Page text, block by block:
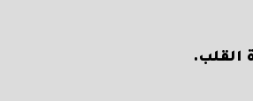
القلب.